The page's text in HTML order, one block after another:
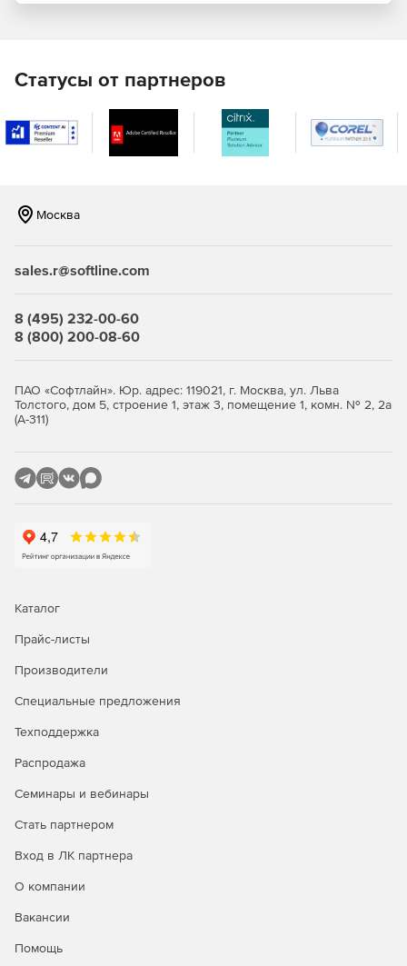
Статусы от партнеров
Москва
sales.r@softline.com
8 (495) 232-00-60
8 (800) 200-08-60
ПАО «Софтлайн». Юр. адрес: 119021, г. Москва, ул. Льва
Толстого, дом 5, строение 1, этаж 3, помещение 1, комн. № 2, 2а
(А-311)
Каталог
Прайс-листы
Производители
Специальные предложения
Техподдержка
Распродажа
Семинары и вебинары
Стать партнером
Вход в ЛК партнера
О компании
Вакансии
Помощь